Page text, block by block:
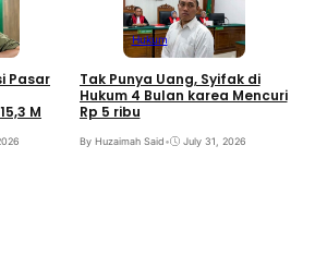
Pasar
M
Hukum
Tak Punya Uang, Syifak di
Hukum 4 Bulan karea Mencuri
Rp 5 ribu
By Huzaimah Said• July 31, 2026